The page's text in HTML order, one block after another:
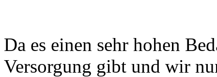
Da es einen sehr hohen
Versorgung gibt und wir